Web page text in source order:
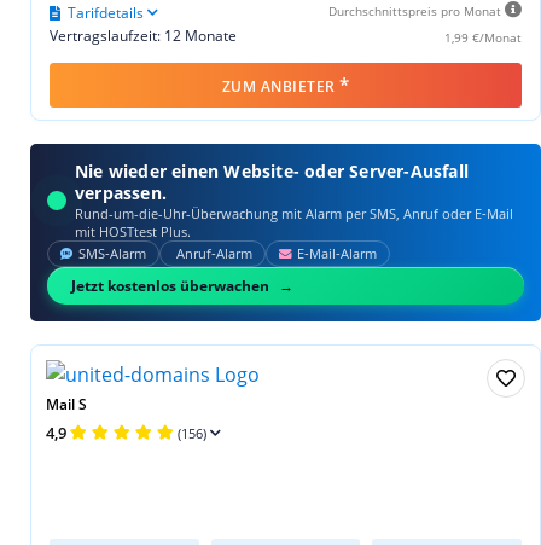
Durchschnittspreis pro Monat
1,99 €/Monat
Vertragslaufzeit: 12 Monate
Tarifdetails
ZUM ANBIETER *
Nie wieder einen Website- oder Server-Ausfall
verpassen.
Rund-um-die-Uhr-Überwachung mit Alarm per SMS, Anruf oder E‑Mail
mit HOSTtest Plus.
SMS‑Alarm Anruf‑Alarm E‑Mail‑Alarm
Jetzt kostenlos überwachen
Mail S
4,9 (156)